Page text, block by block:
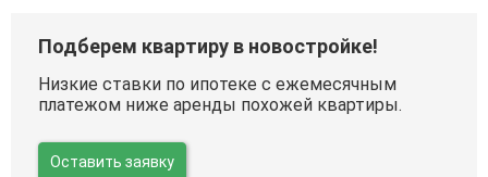
Подберем квартиру в новостройке!
Низкие ставки по ипотеке с ежемесячным
платежом ниже аренды похожей квартиры.
Оставить заявку